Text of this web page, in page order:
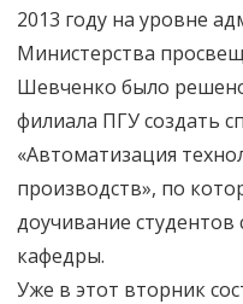
2013 году на уровне
Министерства
Шевченко было
филиала ПГУ создать
«Автоматизация
производств», по
доучивание
кафедры.
Уже в этот вторник